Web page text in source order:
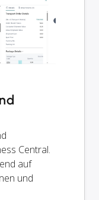
Central.
auf
und